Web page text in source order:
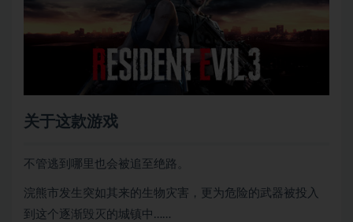
关于这款游戏
不管逃到哪里也会被追至绝路。
浣熊市发生突如其来的生物灾害，更为危险的武器被投入
到这个逐渐毁灭的城镇中……